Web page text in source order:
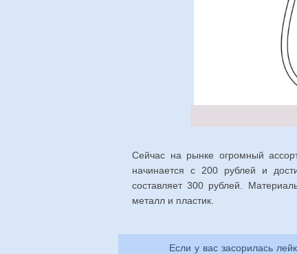
Сейчас на рынке огромный
начинается с 200 рублей и
составляет 300 рублей.
металл и пластик.
Если у вас засорилась